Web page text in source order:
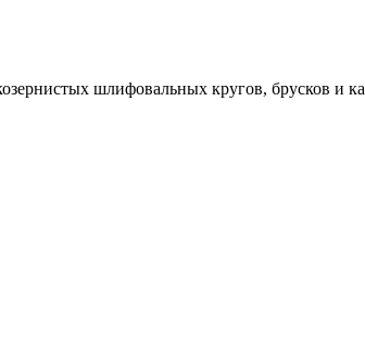
шлифовальных кругов, брусков и